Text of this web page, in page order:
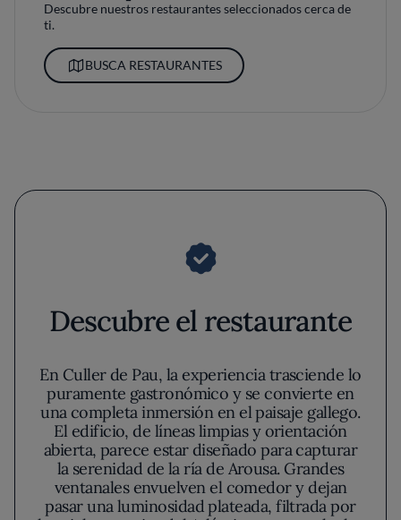
Descubre nuestros restaurantes seleccionados cerca de
ti.
BUSCA RESTAURANTES
Descubre el restaurante
En Culler de Pau, la experiencia trasciende lo
puramente gastronómico y se convierte en
una completa inmersión en el paisaje gallego.
El edificio, de líneas limpias y orientación
abierta, parece estar diseñado para capturar
la serenidad de la ría de Arousa. Grandes
ventanales envuelven el comedor y dejan
pasar una luminosidad plateada, filtrada por